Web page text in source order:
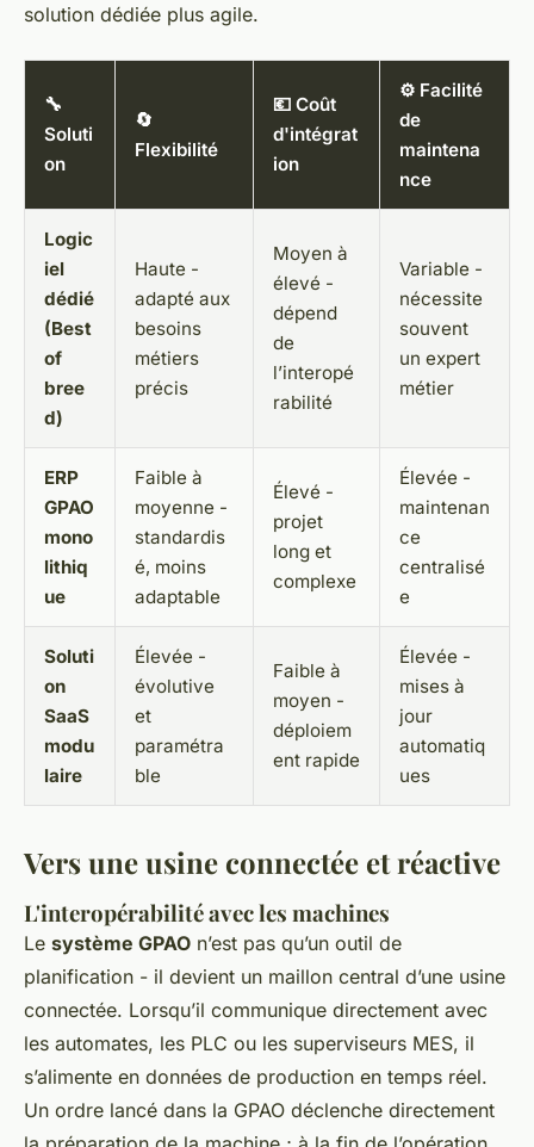
solution dédiée plus agile.
🔧
Soluti
on
🔄
Flexibilité
💶 Coût
d'intégrat
ion
⚙️ Facilité
de
maintena
nce
Logic
iel
dédié
(Best
of
bree
d)
Haute -
adapté aux
besoins
métiers
précis
Moyen à
élevé -
dépend
de
l’interopé
rabilité
Variable -
nécessite
souvent
un expert
métier
ERP
GPAO
mono
lithiq
ue
Faible à
moyenne -
standardis
é, moins
adaptable
Élevé -
projet
long et
complexe
Élevée -
maintenan
ce
centralisé
e
Soluti
on
SaaS
modu
laire
Élevée -
évolutive
et
paramétra
ble
Faible à
moyen -
déploiem
ent rapide
Élevée -
mises à
jour
automatiq
ues
Vers une usine connectée et réactive
L'interopérabilité avec les machines
Le système GPAO n’est pas qu’un outil de
planification - il devient un maillon central d’une usine
connectée. Lorsqu’il communique directement avec
les automates, les PLC ou les superviseurs MES, il
s’alimente en données de production en temps réel.
Un ordre lancé dans la GPAO déclenche directement